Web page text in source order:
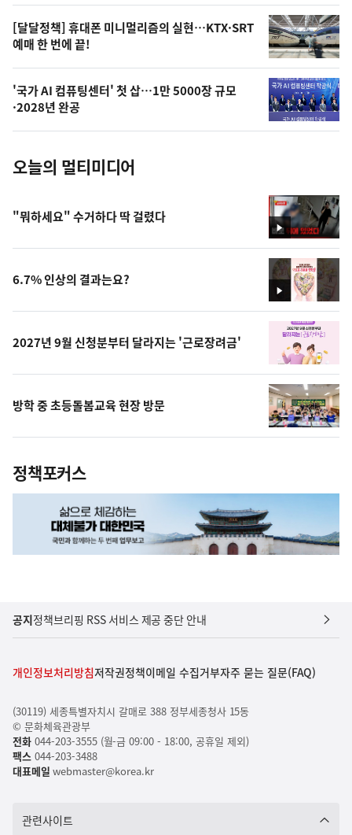
오
늘
의
사
진
[달달정책] 휴대폰 미니멀리즘의 실현…KTX·SRT
예매 한 번에 끝!
'국가 AI 컴퓨팅센터' 첫 삽…1만 5000장 규모
·2028년 완공
오늘의 멀티미디어
영
상
"뭐하세요" 수거하다 딱 걸렸다
영
상
6.7% 인상의 결과는요?
2027년 9월 신청분부터 달라지는 '근로장려금'
방학 중 초등돌봄교육 현장 방문
정책포커스
공지정책브리핑 RSS 서비스 제공 중단 안내
개인정보처리방침저작권정책이메일 수집거부자주 묻는 질문(FAQ)
(30119) 세종특별자치시 갈매로 388 정부세종청사 15동
© 문화체육관광부
전화044-203-3555 (월-금 09:00 - 18:00, 공휴일 제외)
팩스044-203-3488
대표메일 webmaster@korea.kr
관련사이트